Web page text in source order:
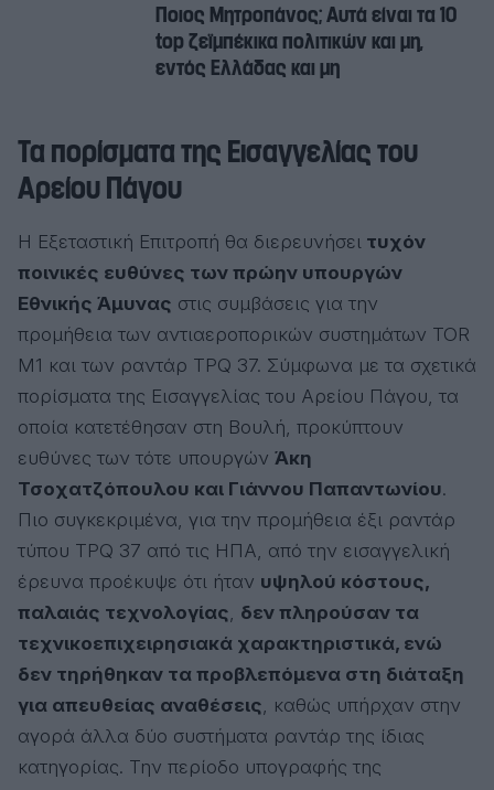
Ποιος Μητροπάνος; Αυτά είναι τα 10
top ζεϊμπέκικα πολιτικών και μη,
εντός Ελλάδας και μη
Τα πορίσματα της Εισαγγελίας του
Αρείου Πάγου
Η Εξεταστική Επιτροπή θα διερευνήσει τυχόν
ποινικές ευθύνες των πρώην υπουργών
Εθνικής Άμυνας στις συμβάσεις για την
προμήθεια των αντιαεροπορικών συστημάτων TOR
M1 και των ραντάρ TPQ 37. Σύμφωνα με τα σχετικά
πορίσματα της Εισαγγελίας του Αρείου Πάγου, τα
οποία κατετέθησαν στη Βουλή, προκύπτουν
ευθύνες των τότε υπουργών Άκη
Τσοχατζόπουλου και Γιάννου Παπαντωνίου.
Πιο συγκεκριμένα, για την προμήθεια έξι ραντάρ
τύπου TPQ 37 από τις ΗΠΑ, από την εισαγγελική
έρευνα προέκυψε ότι ήταν υψηλού κόστους,
παλαιάς τεχνολογίας δεν πληρούσαν τα
τεχνικοεπιχειρησιακά χαρακτηριστικά, ενώ
δεν τηρήθηκαν τα προβλεπόμενα στη διάταξη
για απευθείας αναθέσεις , καθώς υπήρχαν στην
αγορά άλλα δύο συστήματα ραντάρ της ίδιας
κατηγορίας. Την περίοδο υπογραφής της